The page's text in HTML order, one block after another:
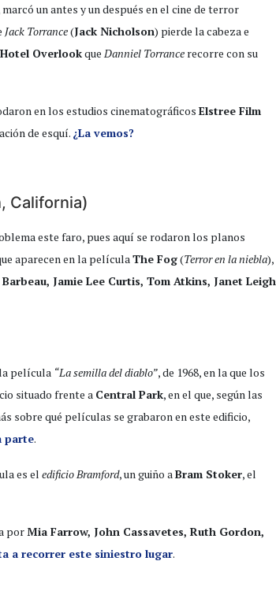
marcó un antes y un después en el cine de terror
Jack Torrance(Jack Nicholson) pierde la cabeza e
Hotel Overlookque Danniel Torrance recorre con su
en los estudios cinematográficos Elstree Film
de esquí. ¿La vemos?
California)
este faro, pues aquí se rodaron los planos
aparecen en la película The Fog(Terror en la niebla),
Jamie Lee Curtis, Tom Atkins, Janet Leigh
película “La semilla del diablo”, de 1968, en la que los
situado frente a Central Park, en el que, según las
sobre qué películas se grabaron en este edificio,
parte.
es el edificio Bramford, un guiño a Bram Stoker, el
por Mia Farrow, John Cassavetes, Ruth Gordon,
a recorrer este siniestro lugar.